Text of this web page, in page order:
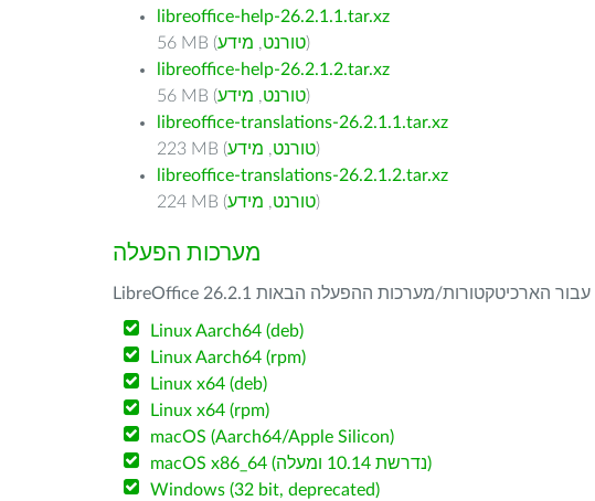
libreoffice-help-26.2.1.1.tar.xz
56 MB (
טורנט, מידע
)
libreoffice-help-26.2.1.2.tar.xz
56 MB (
טורנט, מידע
)
libreoffice-translations-26.2.1.1.tar.xz
223 MB (
טורנט, מידע
)
libreoffice-translations-26.2.1.2.tar.xz
224 MB (
טורנט, מידע )
מערכות הפעלה
Linux Aarch64 (deb)
Linux Aarch64 (rpm)
Linux x64 (deb)
Linux x64 (rpm)
macOS (Aarch64/Apple Silicon)
macOS x86_64 (נדרשת 10.14 ומעלה)
Windows (32 bit, deprecated)